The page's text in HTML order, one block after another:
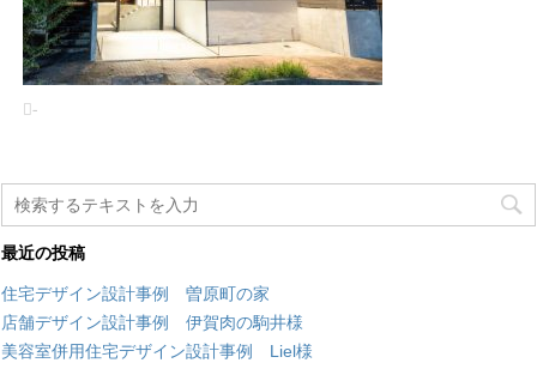
-
最近の投稿
住宅デザイン設計事例 曽原町の家
店舗デザイン設計事例 伊賀肉の駒井様
美容室併用住宅デザイン設計事例 Liel様